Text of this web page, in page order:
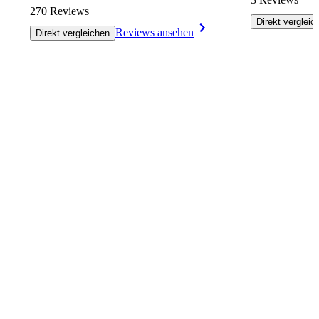
270 Reviews
Direkt vergleichen Reviews ansehen
Direkt